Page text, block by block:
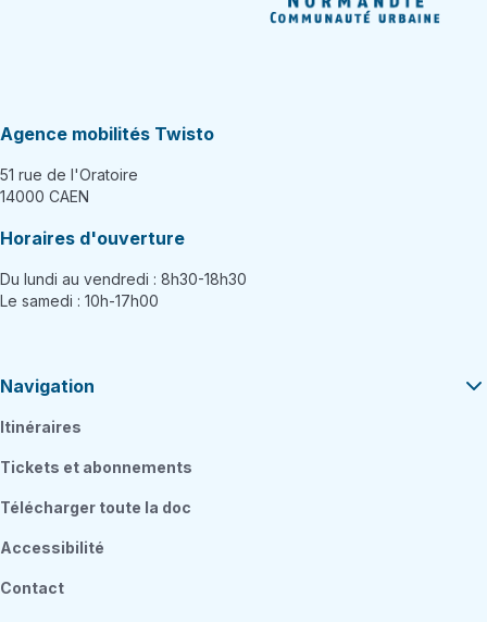
Agence mobilités Twisto
51 rue de l'Oratoire
14000 CAEN
Horaires d'ouverture
Du lundi au vendredi : 8h30-18h30
Le samedi : 10h-17h00
Navigation
Itinéraires
Tickets et abonnements
Télécharger toute la doc
Accessibilité
Contact